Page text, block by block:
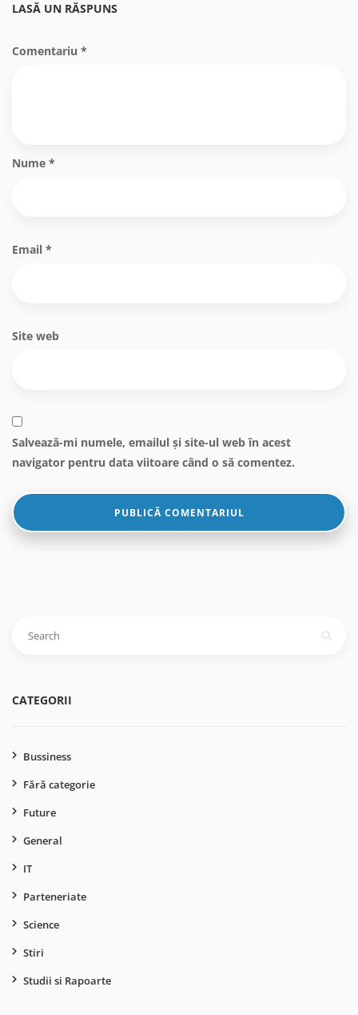
LASĂ UN RĂSPUNS
Comentariu *
Nume *
Email *
Site web
Salvează-mi numele, emailul și site-ul web în acest
navigator pentru data viitoare când o să comentez.
după:
CATEGORII
Bussiness
Fără categorie
Future
General
IT
Parteneriate
Science
Stiri
Studii si Rapoarte